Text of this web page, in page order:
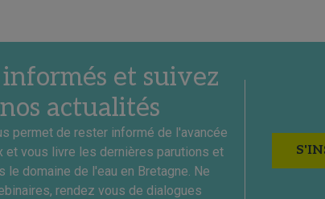
informés et suivez
actualités
permet de rester informé de l'avancée
et vous livre les dernières parutions et
le domaine de l'eau en Bretagne. Ne
rendez vous de dialogues